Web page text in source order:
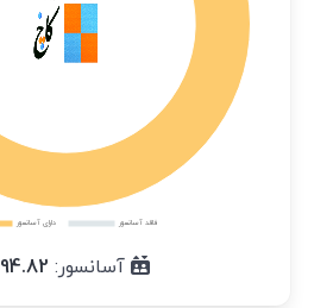
آسانسور: 94.82%